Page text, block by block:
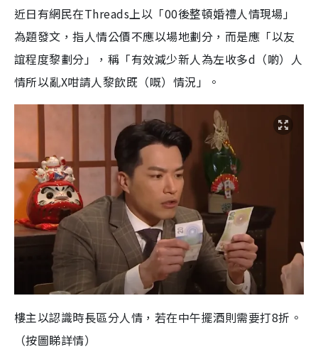
近日有網民在Threads上以「00後整頓婚禮人情現場」
為題發文，指人情公價不應以場地劃分，而是應「以友
誼程度黎劃分」，稱「有效減少新人為左收多d（啲）人
情所以亂X咁請人黎飲既（嘅）情況」。
樓主以認識時長區分人情，若在中午擺酒則需要打8折。
（按圖睇詳情）